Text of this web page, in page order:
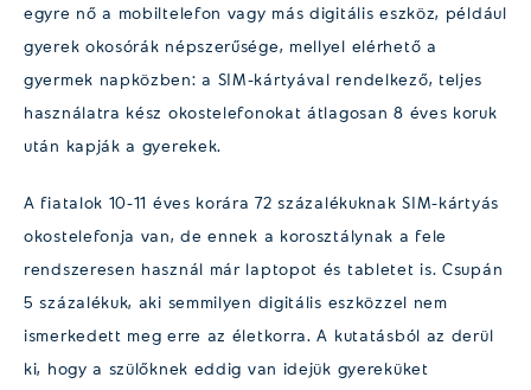
egyre nő a mobiltelefon vagy más digitális eszköz, például
gyerek okosórák népszerűsége, mellyel elérhető a
gyermek napközben: a SIM-kártyával rendelkező, teljes
használatra kész okostelefonokat átlagosan 8 éves koruk
után kapják a gyerekek.
A fiatalok 10-11 éves korára 72 százalékuknak SIM-kártyás
okostelefonja van, de ennek a korosztálynak a fele
rendszeresen használ már laptopot és tabletet is. Csupán
5 százalékuk, aki semmilyen digitális eszközzel nem
ismerkedett meg erre az életkorra. A kutatásból az derül
ki, hogy a szülőknek eddig van idejük gyereküket